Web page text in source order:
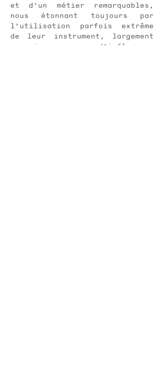
et d’un métier remarquables,
nous étonnant toujours par
l’utilisation parfois extrême
de leur instrument, largement
nourrie d’influences